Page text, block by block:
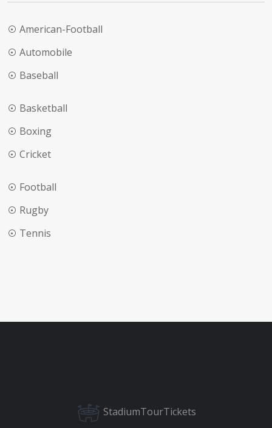
American-Football
Automobile
Baseball
Basketball
Boxing
Cricket
Football
Rugby
Tennis
StadiumTourTickets